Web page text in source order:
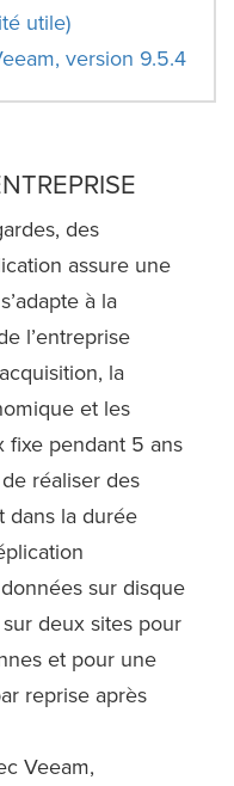
utile)
version 9.5.4
des
assure une
à la
l’entreprise
la
et les
fixe pendant 5 ans
réaliser des
dans la durée
sur disque
deux sites pour
et pour une
reprise après
Veeam,